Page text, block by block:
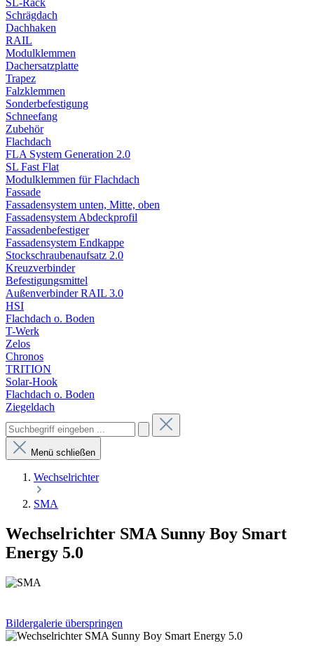
SL-Rack
Schrägdach
Dachhaken
RAIL
Modulklemmen
Dachersatzplatte
Trapez
Falzklemmen
Sonderbefestigung
Schneefang
Zubehör
Flachdach
FLA System Generation 2.0
SL Fast Flat
Modulklemmen für Flachdach
Fassade
Fassadensystem unten, Mitte, oben
Fassadensystem Abdeckprofil
Fassadenbefestiger
Fassadensystem Endkappe
Stockschrauben­aufsatz 2.0
Kreuzverbinder
Befestigungsmittel
Außenverbinder RAIL 3.0
HSI
Flachdach o. Boden
T-Werk
Zelos
Chronos
TRITION
Solar-Hook
Flachdach o. Boden
Ziegeldach
Menü schließen
Wechselrichter
SMA
Wechselrichter SMA Sunny Boy Smart
Energy 5.0
Bildergalerie überspringen